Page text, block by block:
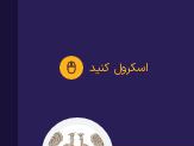
اسکرول کنید